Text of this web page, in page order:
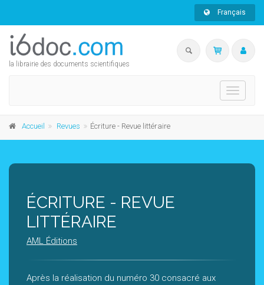
Français
la librairie des documents scientifiques
Toggle
Accueil Revues Écriture - Revue littéraire
ÉCRITURE - REVUE
LITTÉRAIRE
AML Éditions
Après la réalisation du numéro 30 consacré aux